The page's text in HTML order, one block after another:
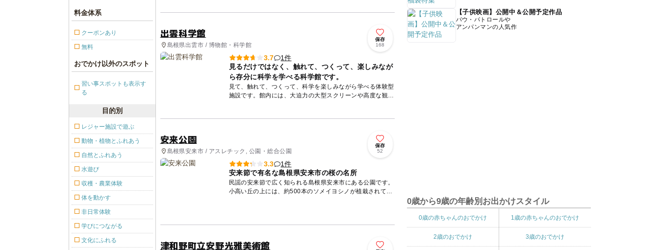
出雲科学館
島根県出雲市 / 博物館・科学館
保存
168
3.7
1件
見るだけではなく、触れて、つくって、楽しみなが
ら存分に科学を学べる科学館です。
見て、触れて、つくって、科学を楽しみながら学べる体験型
施設です。館内には、大迫力の大型スクリーンや高度な観
安来公園
島根県安来市 / アスレチック, 公園・総合公園
保存
52
3.3
1件
安来節で有名な島根県安来市の桜の名所
民謡の安来節で広く知られる島根県安来市にある公園です。
小高い丘の上には、約500本のソメイヨシノが植栽されてお
津和野町立安野光雅美術館
料金体系
クーポンあり
無料
おでかけ以外のスポット
習い事スポットも表示す
る
目的別
レジャー施設で遊ぶ
動物・植物とふれあう
自然とふれあう
水遊び
収穫・農業体験
体を動かす
非日常体験
学びにつながる
文化にふれる
【子供映画】公開中＆公開予定作品
パウ・パトロールや
アンパンマンの人気作
0歳から9歳の年齢別お出かけスタイル
0歳の赤ちゃんのおでかけ 1歳の赤ちゃんのおでかけ
2歳のおでかけ 3歳のおでかけ